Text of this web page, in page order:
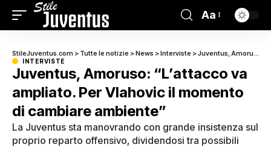
Aa
StileJuventus.com > Tutte le notizie >News >Interviste >Juventus, Amoruso: “L’attacco va ampliato. Per Vlahovic il momento di cambiare ambiente”
INTERVISTE
Juventus, Amoruso: “L’attacco va
ampliato. Per Vlahovic il momento
di cambiare ambiente”
La Juventus sta manovrando con grande insistenza sul
proprio reparto offensivo, dividendosi tra possibili